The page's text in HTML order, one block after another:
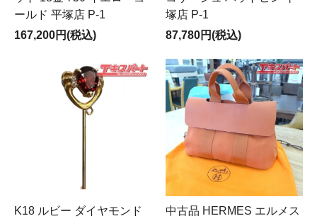
ールド 平塚店 P-1
167,200円(税込)
塚店 P-1
87,780円(税込)
K18 ルビー ダイヤモンド
中古品 HERMES エルメス